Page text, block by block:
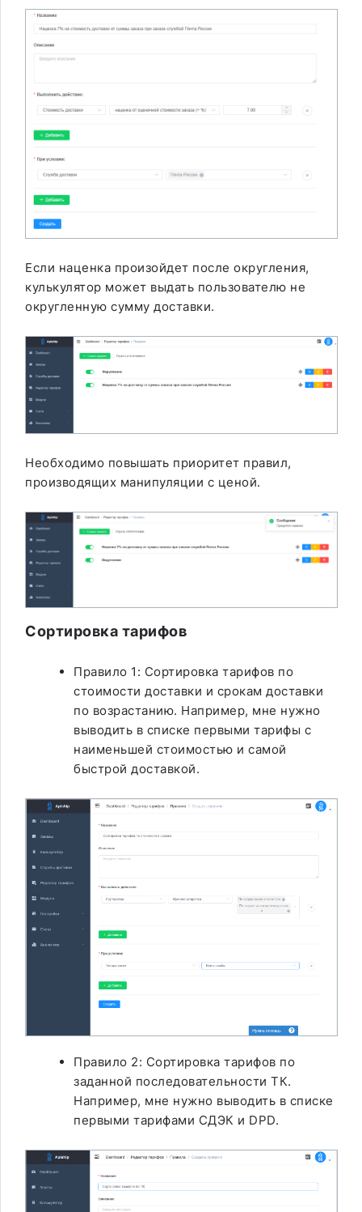
Если наценка произойдет после округления,
кулькулятор может выдать пользователю не
округленную сумму доставки.
Необходимо повышать приоритет правил,
производящих манипуляции с ценой.
Сортировка тарифов
Правило 1: Сортировка тарифов по
стоимости доставки и срокам доставки
по возрастанию. Например, мне нужно
выводить в списке первыми тарифы с
наименьшей стоимостью и самой
быстрой доставкой.
Правило 2: Сортировка тарифов по
заданной последовательности ТК.
Например, мне нужно выводить в списке
первыми тарифами СДЭК и DPD.